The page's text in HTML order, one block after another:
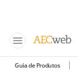
Guia de Produtos